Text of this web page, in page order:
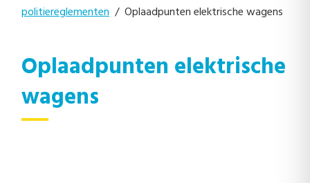
politiereglementen / Oplaadpunten elektrische wagens
Oplaadpunten elektrische
wagens